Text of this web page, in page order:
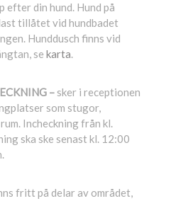
efter din hund. Hund på
tillåtet vid hundbadet
Hunddusch finns vid
se karta.
– sker i receptionen
som stugor,
Incheckning från kl.
ska ske senast kl. 12:00
fritt på delar av området,